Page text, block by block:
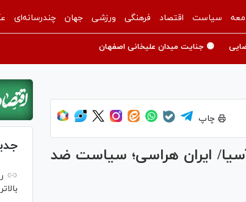
سیاست اقتصاد فرهنگی ورزشی جهان چندرسانه‌ای
🟡 جنایت میدان علیخانی اصفهان
چاپ
ایران هراسی؛ سیاست ضد